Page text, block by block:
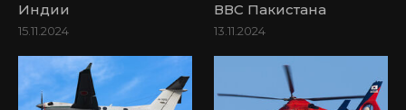
Индии
15.11.2024
ВВС Пакистана
13.11.2024